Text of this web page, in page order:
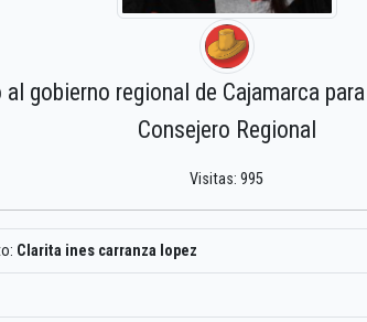
al gobierno regional de Cajamarca
Consejero Regional
Visitas: 995
Clarita ines carranza lopez